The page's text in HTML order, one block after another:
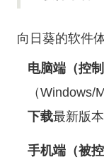
向日葵的软件
电脑端（控制
（
下载最新版
手机端（被控